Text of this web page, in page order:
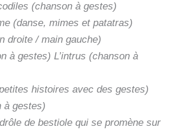
(chanson à gestes)
(danse, mimes et patatras)
droite / main gauche)
à gestes) L’intrus (chanson à
histoires avec des gestes)
à gestes)
de bestiole qui se promène sur